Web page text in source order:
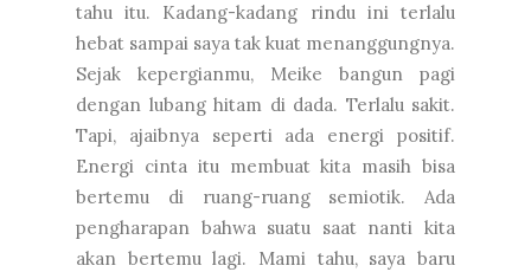
tahu itu. Kadang-kadang rindu ini terlalu
hebat sampai saya tak kuat menanggungnya.
Sejak kepergianmu, Meike bangun pagi
dengan lubang hitam di dada. Terlalu sakit.
Tapi, ajaibnya seperti ada energi positif.
Energi cinta itu membuat kita masih bisa
bertemu di ruang-ruang semiotik. Ada
pengharapan bahwa suatu saat nanti kita
akan bertemu lagi. Mami tahu, saya baru